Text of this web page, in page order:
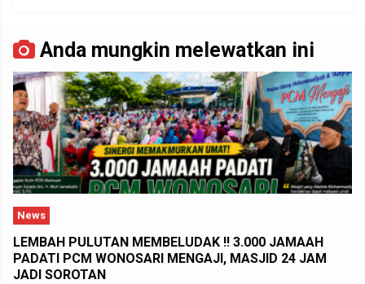
Anda mungkin melewatkan ini
News
LEMBAH PULUTAN MEMBELUDAK !! 3.000 JAMAAH
PADATI PCM WONOSARI MENGAJI, MASJID 24 JAM
JADI SOROTAN